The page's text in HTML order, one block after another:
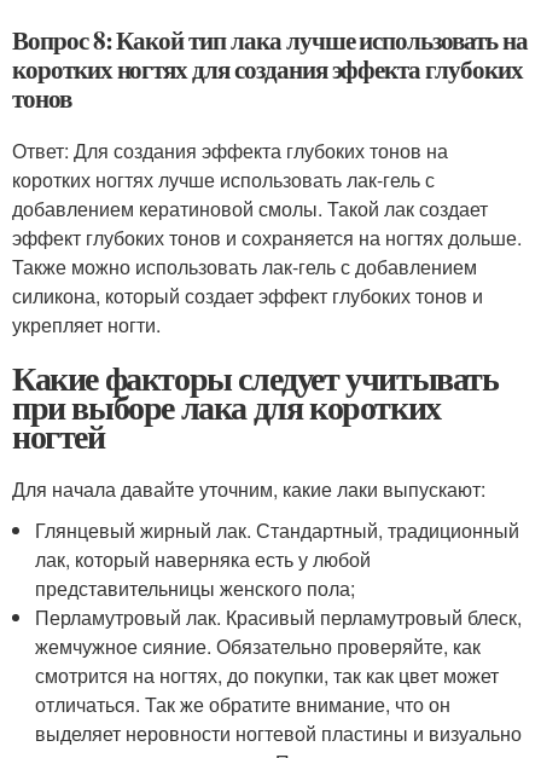
Вопрос 8: Какой тип лака лучше использовать на
коротких ногтях для создания эффекта глубоких
тонов
Ответ: Для создания эффекта глубоких тонов на
коротких ногтях лучше использовать лак-гель с
добавлением кератиновой смолы. Такой лак создает
эффект глубоких тонов и сохраняется на ногтях дольше.
Также можно использовать лак-гель с добавлением
силикона, который создает эффект глубоких тонов и
укрепляет ногти.
Какие факторы следует учитывать
при выборе лака для коротких
ногтей
Для начала давайте уточним, какие лаки выпускают:
Глянцевый жирный лак. Стандартный, традиционный
лак, который наверняка есть у любой
представительницы женского пола;
Перламутровый лак. Красивый перламутровый блеск,
жемчужное сияние. Обязательно проверяйте, как
смотрится на ногтях, до покупки, так как цвет может
отличаться. Так же обратите внимание, что он
выделяет неровности ногтевой пластины и визуально